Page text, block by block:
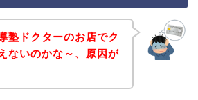
塾ドクターのお店でク
ないのかな～、原因が